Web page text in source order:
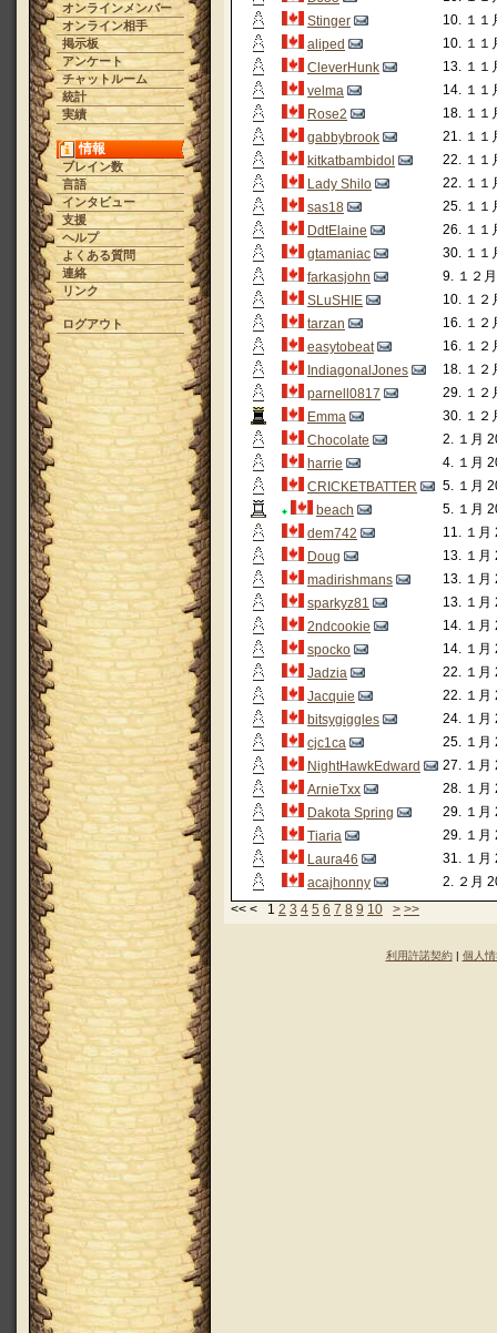
オンラインメンバー
オンライン相手
掲示板
アンケート
チャットルーム
統計
実績
情報
ブレイン数
言語
インタビュー
支援
ヘルプ
よくある質問
連絡
リンク
ログアウト
Stinger
10. １１
aliped
10. １１
CleverHunk
13. １１
velma
14. １１
Rose2
18. １１
gabbybrook
21. １１
kitkatbambidol
22. １１
Lady Shilo
22. １１
sas18
25. １１
DdtElaine
26. １１
gtamaniac
30. １１
farkasjohn
9. １２
SLuSHIE
10. １２
tarzan
16. １２
easytobeat
16. １２
IndiagonalJones
18. １２
parnell0817
29. １２
Emma
30. １２
Chocolate
2. １月
harrie
4. １月
CRICKETBATTER
5. １月
beach
5. １月
dem742
11. １月
Doug
13. １月
madirishmans
13. １月
sparkyz81
13. １月
2ndcookie
14. １月
spocko
14. １月
Jadzia
22. １月
Jacquie
22. １月
bitsygiggles
24. １月
cjc1ca
25. １月
NightHawkEdward
27. １月
ArnieTxx
28. １月
Dakota Spring
29. １月
Tiaria
29. １月
Laura46
31. １月
acajhonny
2. ２月
<< < 1 2 3 4 5 6 7 8 9 10 > >>
利用許諾契約| 個人